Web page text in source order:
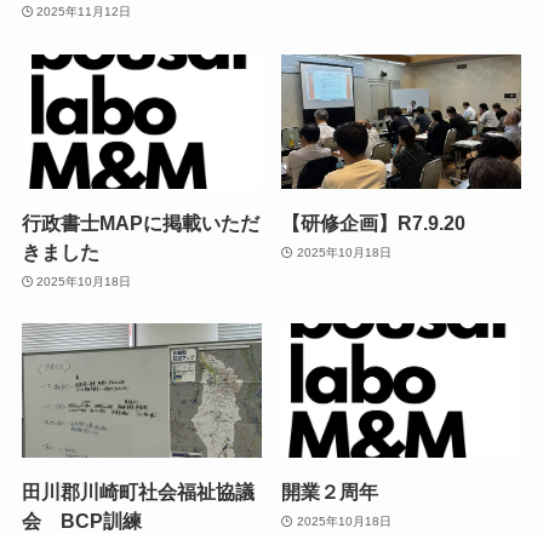
2025年11月12日
行政書士MAPに掲載いただ
きました
2025年10月18日
【研修企画】R7.9.20
2025年10月18日
田川郡川崎町社会福祉協議
会 BCP訓練
開業２周年
2025年10月18日